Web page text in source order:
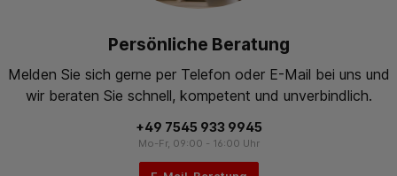
Persönliche Beratung
Melden Sie sich gerne per Telefon oder E-Mail bei uns und
wir beraten Sie schnell, kompetent und unverbindlich.
+49 7545 933 9945
Mo-Fr, 09:00 - 16:00 Uhr